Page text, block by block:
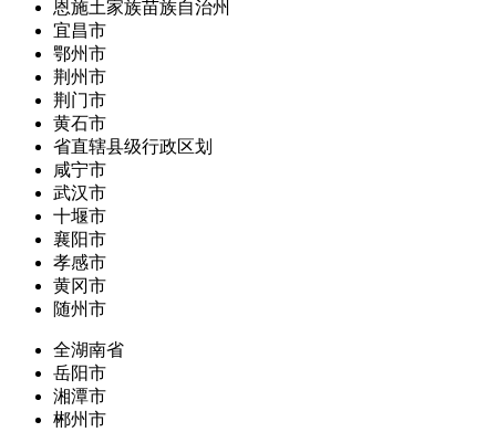
恩施土家族苗族自治州
宜昌市
鄂州市
荆州市
荆门市
黄石市
省直辖县级行政区划
咸宁市
武汉市
十堰市
襄阳市
孝感市
黄冈市
随州市
全湖南省
岳阳市
湘潭市
郴州市